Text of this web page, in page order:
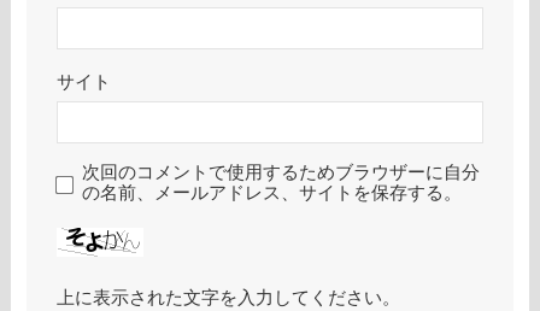
サイト
次回のコメントで使用するためブラウザーに自分
の名前、メールアドレス、サイトを保存する。
上に表示された文字を入力してください。